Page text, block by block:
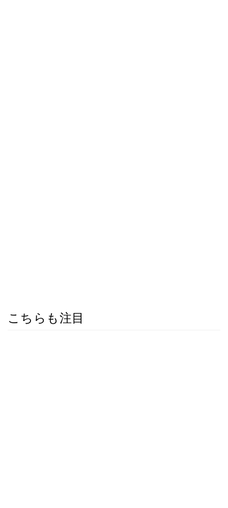
こちらも注目